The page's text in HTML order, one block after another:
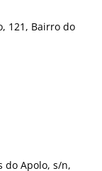
121, Bairro do
do Apolo, s/n,